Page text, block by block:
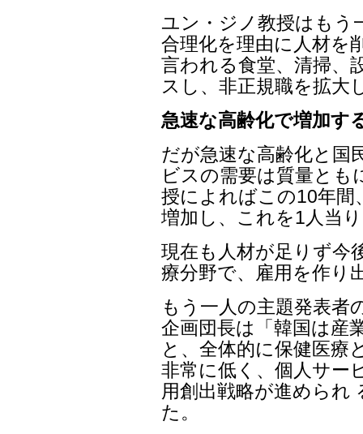
ユン・ジノ教授はもう
合理化を理由に人材を
言われる食堂、清掃、
スし、非正規職を拡大
急速な高齢化で増加す
だが急速な高齢化と国
ビスの需要は質量とも
授によればこの10年間
増加し、これを1人当
現在も人材が足りず今
療分野で、雇用を作り
もう一人の主題発表者
企画団長は「韓国は産
と、全体的に保健医療
非常に低く、個人サー
用創出戦略が進められ
た。